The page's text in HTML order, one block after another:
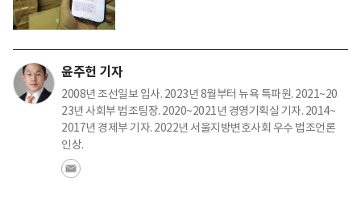
윤주헌 기자
2008년 조선일보 입사. 2023년 8월부터 뉴욕 특파원. 2021~20
23년 사회부 법조팀장. 2020~2021년 경영기획실 기자. 2014~
2017년 경제부 기자. 2022년 서울지방변호사회 우수 법조언론
인상.